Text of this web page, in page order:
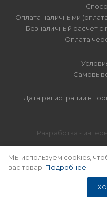
- Оплата наличными
- Безналичный расчет
- Оплата
-
Дата регистрации в
Разработка -
SEO-
Мы используем cookies,
вас товар. Подробнее